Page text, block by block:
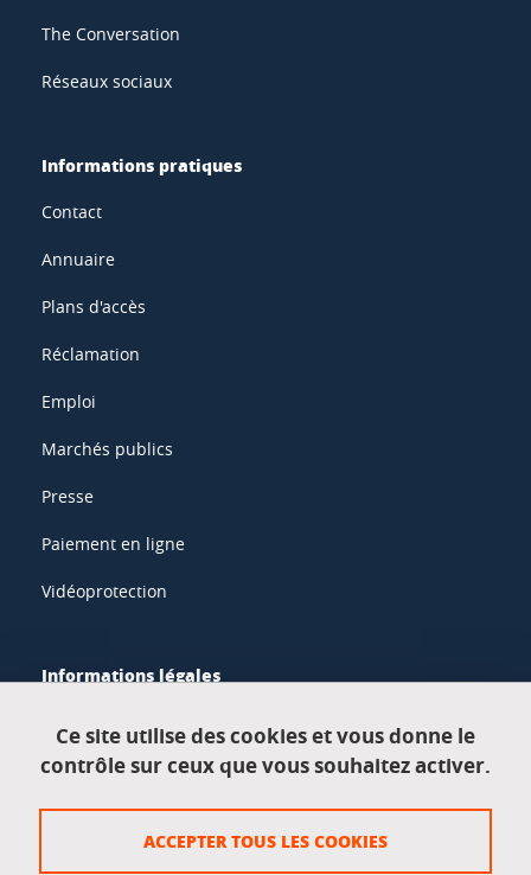
The Conversation
Réseaux sociaux
Informations pratiques
Contact
Annuaire
Plans d'accès
Réclamation
Emploi
Marchés publics
Presse
Paiement en ligne
Vidéoprotection
Informations légales
Données personnelles
Crédits
Ce site utilise des cookies et vous donne le
contrôle sur ceux que vous souhaitez activer.
ACCEPTER TOUS LES COOKIES